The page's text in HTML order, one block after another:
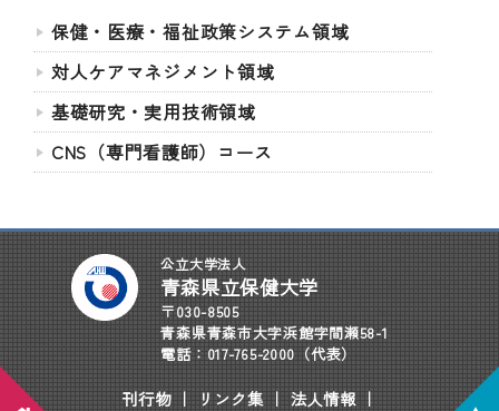
保健・医療・福祉政策システム領域
対人ケアマネジメント領域
基礎研究・実用技術領域
CNS（専門看護師）コース
公立大学法人
青森県立保健大学
〒030-8505
青森県青森市大字浜館字間瀬58-1
電話：017-765-2000（代表）
刊行物｜ リンク集 ｜ 法人情報 ｜